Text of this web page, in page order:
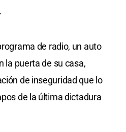
de radio, un auto
la puerta de su casa,
de inseguridad que lo
de la última dictadura